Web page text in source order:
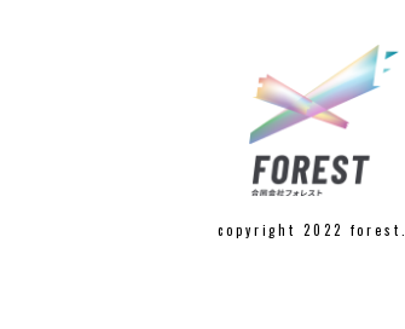
copyright 2022 forest.